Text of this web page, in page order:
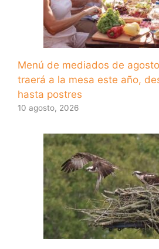
Menú de mediados de
traerá a la mesa este año,
hasta postres
10 agosto, 2026